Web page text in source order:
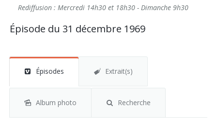
Rediffusion : Mercredi 14h30 et 18h30 - Dimanche 9h30
Épisode du 31 décembre 1969
Épisodes Extrait(s)
Album photo Recherche